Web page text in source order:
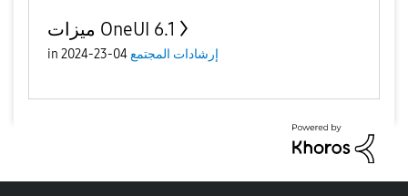
ميزات OneUI 6.1
in إرشادات المجتمع04-23-2024